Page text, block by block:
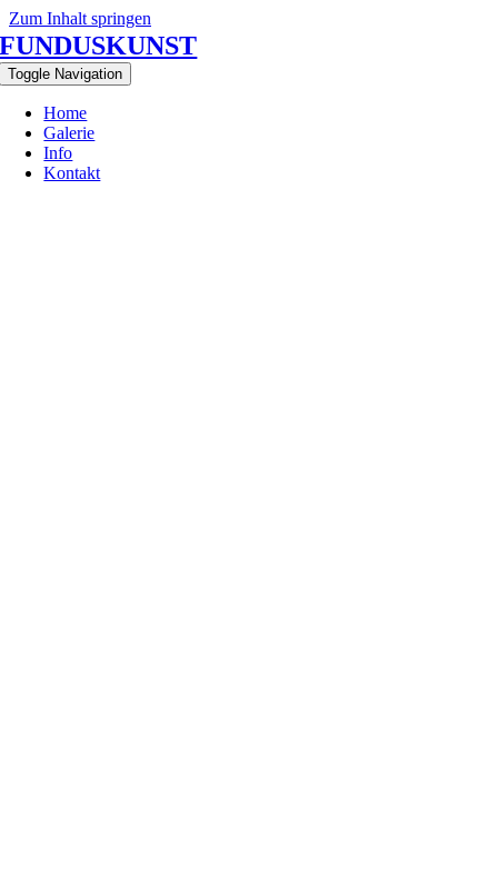
Zum Inhalt springen
FUNDUSKUNST
Toggle Navigation
Home
Galerie
Info
Kontakt